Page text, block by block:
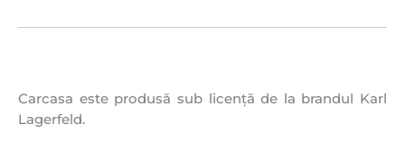
Carcasa este produsă sub licență de la brandul Karl
Lagerfeld.